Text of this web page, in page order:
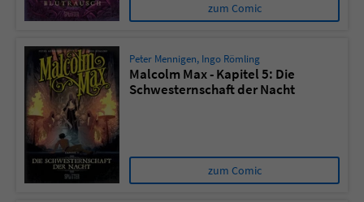
zum Comic
Peter Mennigen, Ingo Römling
Malcolm Max - Kapitel 5: Die
Schwesternschaft der Nacht
zum Comic